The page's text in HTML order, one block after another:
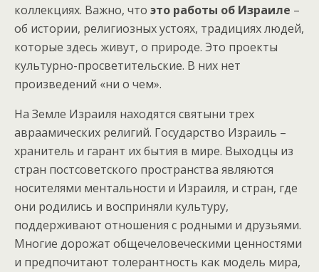
коллекциях. Важно, что это работы об Израиле –
об истории, религиозных устоях, традициях людей,
которые здесь живут, о природе. Это проекты
культурно-просветительские. В них нет
произведений «ни о чем».
На Земле Израиля находятся святыни трех
авраамических религий. Государство Израиль –
хранитель и гарант их бытия в мире. Выходцы из
стран постсоветского пространства являются
носителями ментальности и Израиля, и стран, где
они родились и восприняли культуру,
поддерживают отношения с родными и друзьями.
Многие дорожат общечеловеческими ценностями
и предпочитают толерантность как модель мира,